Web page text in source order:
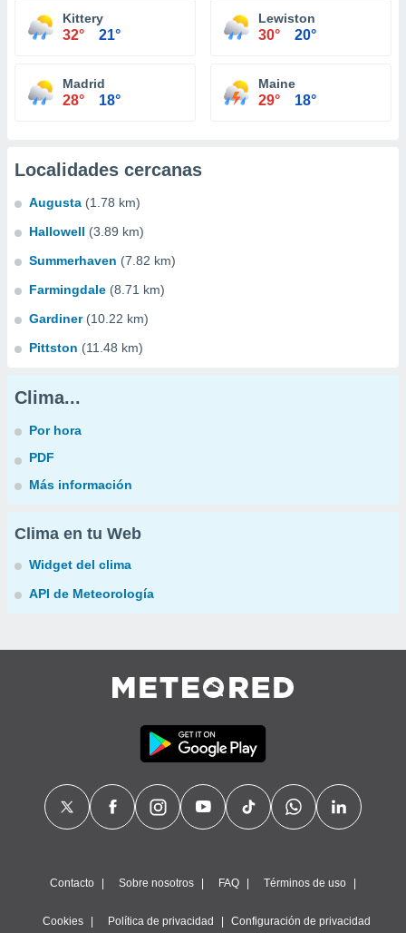
Kittery
32° 21°
Lewiston
30° 20°
Madrid
28° 18°
Maine
29° 18°
Localidades cercanas
Augusta (1.78 km)
Hallowell (3.89 km)
Summerhaven (7.82 km)
Farmingdale (8.71 km)
Gardiner (10.22 km)
Pittston (11.48 km)
Clima...
Por hora
PDF
Más información
Clima en tu Web
Widget del clima
API de Meteorología
Contacto Sobre nosotros FAQ Términos de uso
Cookies Política de privacidad Configuración de privacidad